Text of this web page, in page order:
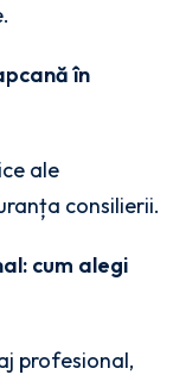
în
ale
consilierii.
cum alegi
profesional,